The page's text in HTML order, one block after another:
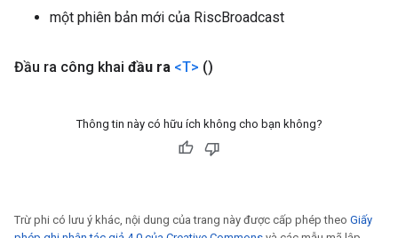
một phiên bản mới của RiscBroadcast
Đầu ra công khai đầu ra <T> ()
Thông tin này có hữu ích không cho bạn không?
Trừ phi có lưu ý khác, nội dung của trang này được cấp phép theo Giấy